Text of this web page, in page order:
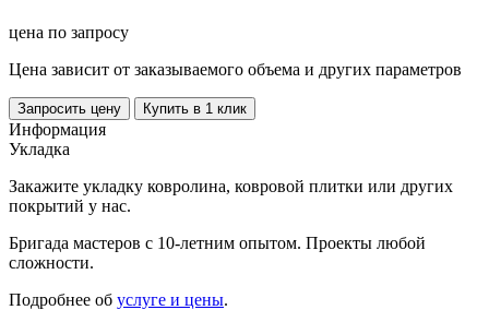
цена по запросу
Цена зависит от заказываемого объема и других параметров
Запросить цену Купить в 1 клик
Информация
Укладка
Закажите укладку ковролина, ковровой плитки или других
покрытий у нас.
Бригада мастеров с 10-летним опытом. Проекты любой
сложности.
Подробнее об услуге и цены.